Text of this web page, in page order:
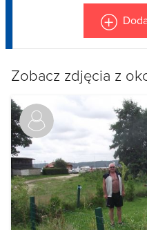
Zobacz zdjęcia z